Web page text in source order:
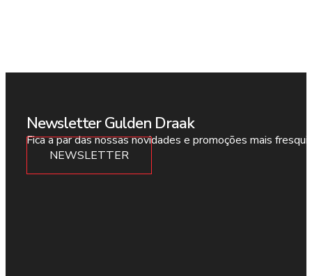
Newsletter Gulden Draak
Fica a par das nossas novidades e promoções mais
NEWSLETTER